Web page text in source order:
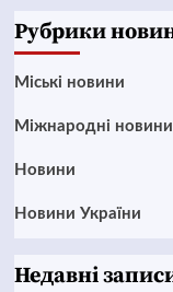
Рубрики
Mіські новини
Міжнародні новини
Новини
Новини України
Недавні